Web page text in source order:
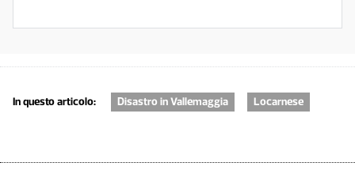
In questo articolo: Disastro in Vallemaggia Locarnese